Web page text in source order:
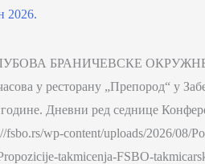
2026.
БРАНИЧЕВСКЕ ОКРУЖНЕ
у ресторану „Препород“ у
Дневни ред
fsbo.rs/wp-content/uploads/2026/
takmicenja-FSBO-